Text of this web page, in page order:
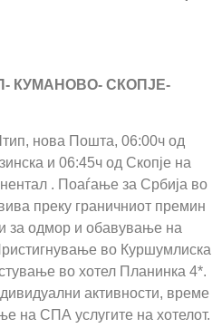
КУМАНОВО- СКОПЈЕ-
нова Пошта, 06:00ч од
и 06:45ч од Скопје на
. Поаѓање за Србија во
преку граничниот премин
за одмор и обавување на
во Куршумлиска
во хотел Планинка 4*.
активности, време
на СПА услугите на хотелот.